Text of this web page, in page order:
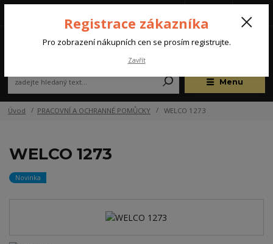
Menu
(Po-Pá, 07:00-15:30 hod.)
Úvod PRACOVNÍ A OCHRANNÉ POMŮCKY WELCO 1273
WELCO 1273
Novinka
Registrace zákazníka
Pro zobrazení nákupních cen se prosím registrujte.
Zavřít